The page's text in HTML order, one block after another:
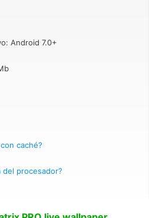
Android 7.0+
caché?
del procesador?